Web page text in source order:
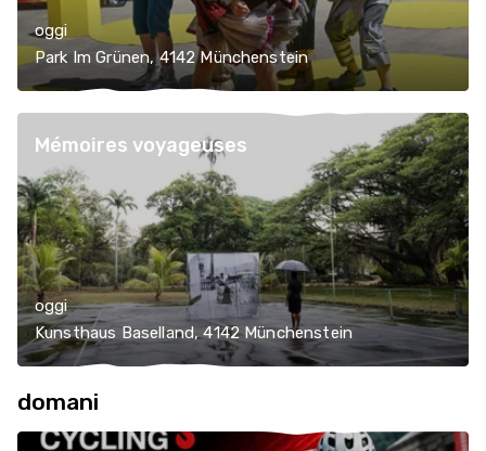
oggi
Park Im Grünen, 4142 Münchenstein
Mémoires voyageuses
oggi
Kunsthaus Baselland, 4142 Münchenstein
domani